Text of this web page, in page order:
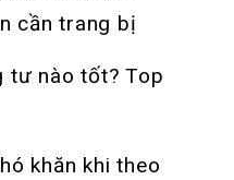
cần trang bị
tư nào tốt? Top
khăn khi theo